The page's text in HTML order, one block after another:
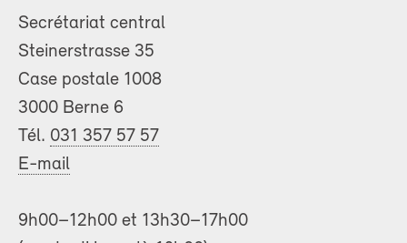
Secrétariat central
Steinerstrasse 35
Case postale 1008
3000 Berne 6
Tél. 031 357 57 57
E-mail
9h00–12h00 et 13h30–17h00